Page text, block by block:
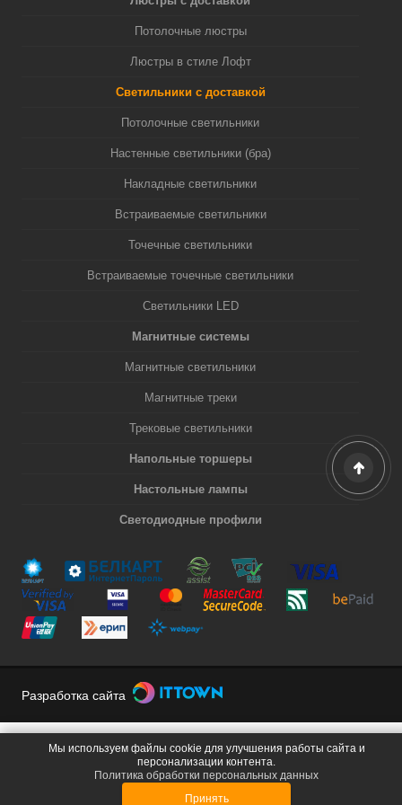
Потолочные люстры
Люстры в стиле Лофт
Светильники с доставкой
Потолочные светильники
Настенные светильники (бра)
Накладные светильники
Встраиваемые светильники
Точечные светильники
Встраиваемые точечные светильники
Светильники LED
Магнитные системы
Магнитные светильники
Магнитные треки
Трековые светильники
Напольные торшеры
Настольные лампы
Светодиодные профили
Разработка сайта
Мы используем файлы cookie для улучшения работы сайта и
персонализации контента.
Политика обработки персональных данных
Принять